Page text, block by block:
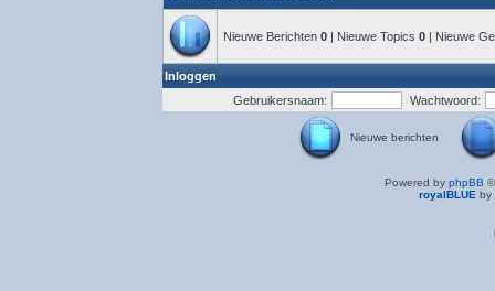
Nieuwe Berichten 0 | Nieuwe Topics 0 | Nieuwe
Inloggen
Gebruikersnaam:
Wachtwoord:
Nieuwe berichten
Powered by phpBB
royalBLUE by